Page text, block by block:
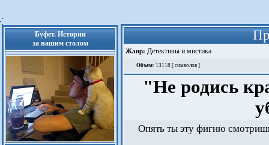
Буфет. Истории
за нашим столом
Жанр: Детективы и мистика
Объем: 13118 [ символов ]
"Не родись
Опять ты эту фигню